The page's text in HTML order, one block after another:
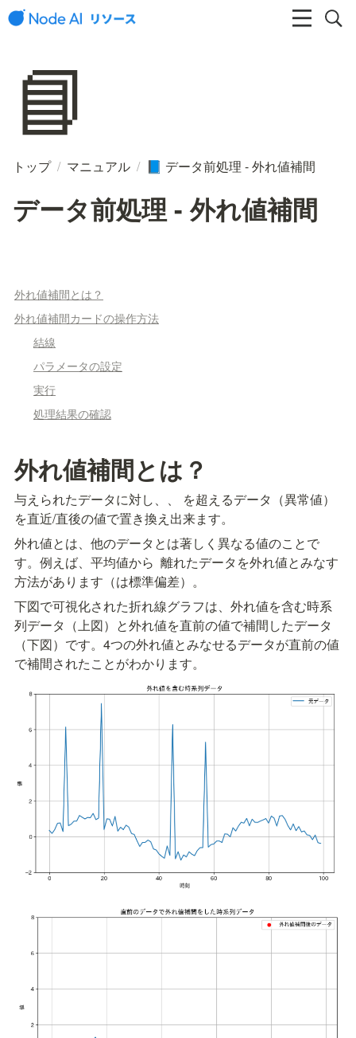
📘
トップ / マニュアル / 📘 データ前処理 - 外れ値補間
データ前処理 - 外れ値補間
外れ値補間とは？
外れ値補間カードの操作方法
結線
パラメータの設定
実行
処理結果の確認
外れ値補間とは？
与えられたデータに対し、 、
を超えるデータ（異常値）
を直近/直後の値で置き換え出来ます。
外れ値とは、他のデータとは著しく異なる値のことで
す。例えば、平均値から 離れたデータを外れ値とみなす
方法があります（は標準偏差）。
下図で可視化された折れ線グラフは、外れ値を含む時系
列データ（上図）と外れ値を直前の値で補間したデータ
（下図）です。4つの外れ値とみなせるデータが直前の値
で補間されたことがわかります。